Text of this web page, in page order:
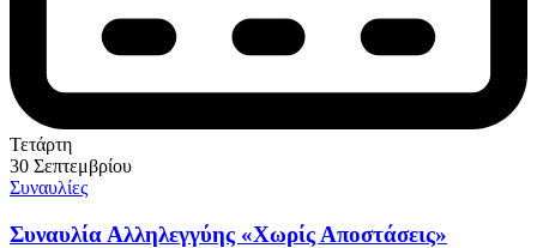
Τετάρτη
30 Σεπτεμβρίου
Συναυλίες
Συναυλία Αλληλεγγύης «Χωρίς Αποστάσεις»